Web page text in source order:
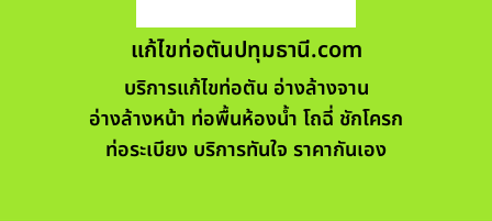
แก้ไขท่อตันปทุมธานี.com
บริการแก้ไขท่อตัน อ่างล้างจาน
อ่างล้างหน้า ท่อพื้นห้องน้ำ โถฉี่ ชักโครก
ท่อระเบียง บริการทันใจ ราคากันเอง